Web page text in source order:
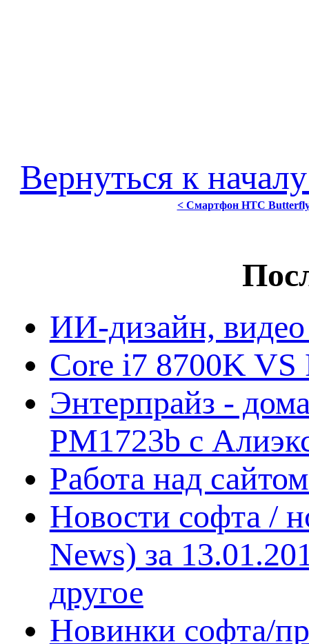
Вернуться к
< Смартфон HTC
ИИ-дизайн,
Core i7 8700K VS
Энтерпрайз -
PM1723b с
Работа над
Новости софта /
News) за
другое
Новинки софта/